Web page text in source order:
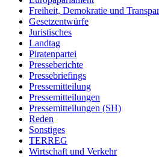
Freiheit, Demokratie und
Gesetzentwürfe
Juristisches
Landtag
Piratenpartei
Presseberichte
Pressebriefings
Pressemitteilung
Pressemitteilungen
Pressemitteilungen (SH)
Reden
Sonstiges
TERREG
Wirtschaft und Verkehr